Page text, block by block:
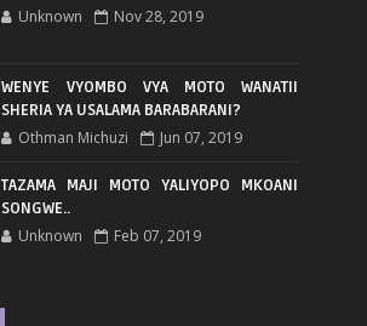
Unknown Nov 28, 2019
WENYE VYOMBO VYA MOTO WANATII
SHERIA YA USALAMA BARABARANI?
Othman Michuzi Jun 07, 2019
TAZAMA MAJI MOTO YALIYOPO MKOANI
SONGWE..
Unknown Feb 07, 2019